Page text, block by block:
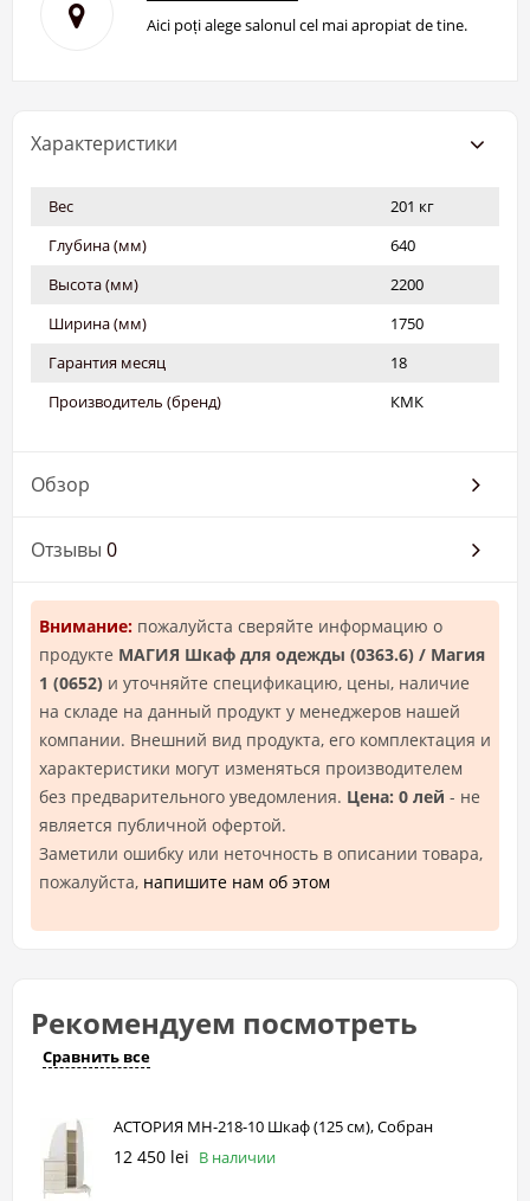
Aici poți alege salonul cel mai apropiat de tine.
Характеристики
Вес
201 кг
Глубина (мм)
640
Высота (мм)
2200
Ширина (мм)
1750
Гарантия месяц
18
Производитель (бренд)
КМК
Обзор
Отзывы 0
Внимание: пожалуйста сверяйте информацию о
продукте МАГИЯ Шкаф для одежды (0363.6) / Магия
1 (0652) и уточняйте спецификацию, цены, наличие
на складе на данный продукт у менеджеров нашей
компании. Внешний вид продукта, его комплектация и
характеристики могут изменяться производителем
без предварительного уведомления. Цена: 0 лей - не
является публичной офертой.
Заметили ошибку или неточность в описании товара,
пожалуйста, напишите нам об этом
Рекомендуем посмотреть
Сравнить все
АСТОРИЯ МН-218-10 Шкаф (125 см), Собран
12 450 lei В наличии